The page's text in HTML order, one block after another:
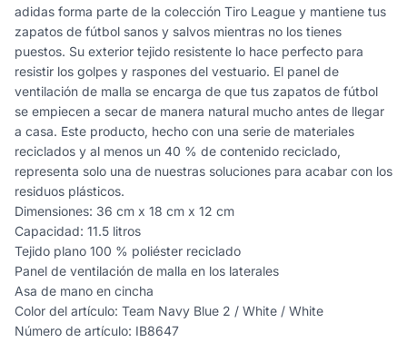
adidas forma parte de la colección Tiro League y mantiene tus
zapatos de fútbol sanos y salvos mientras no los tienes
puestos. Su exterior tejido resistente lo hace perfecto para
resistir los golpes y raspones del vestuario. El panel de
ventilación de malla se encarga de que tus zapatos de fútbol
se empiecen a secar de manera natural mucho antes de llegar
a casa. Este producto, hecho con una serie de materiales
reciclados y al menos un 40 % de contenido reciclado,
representa solo una de nuestras soluciones para acabar con los
residuos plásticos.
Dimensiones: 36 cm x 18 cm x 12 cm
Capacidad: 11.5 litros
Tejido plano 100 % poliéster reciclado
Panel de ventilación de malla en los laterales
Asa de mano en cincha
Color del artículo: Team Navy Blue 2 / White / White
Número de artículo: IB8647